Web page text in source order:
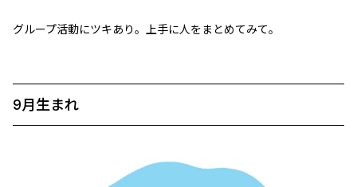
グループ活動にツキあり。上手に人をまとめてみて。
9月生まれ